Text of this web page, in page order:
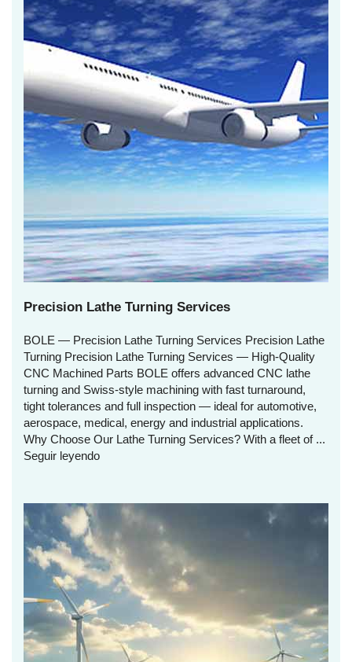
Precision Lathe Turning Services
BOLE — Precision Lathe Turning Services Precision Lathe
Turning Precision Lathe Turning Services — High‑Quality
CNC Machined Parts BOLE offers advanced CNC lathe
turning and Swiss‑style machining with fast turnaround,
tight tolerances and full inspection — ideal for automotive,
aerospace, medical, energy and industrial applications.
Why Choose Our Lathe Turning Services? With a fleet of ...
Seguir leyendo